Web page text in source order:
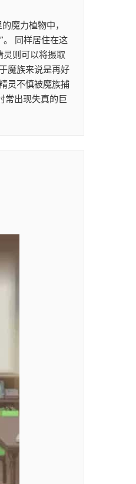
魔力植物中，
。 同样居住在这
灵则可以将摄取
魔族来说是再好
灵不慎被魔族捕
常出现失真的巨